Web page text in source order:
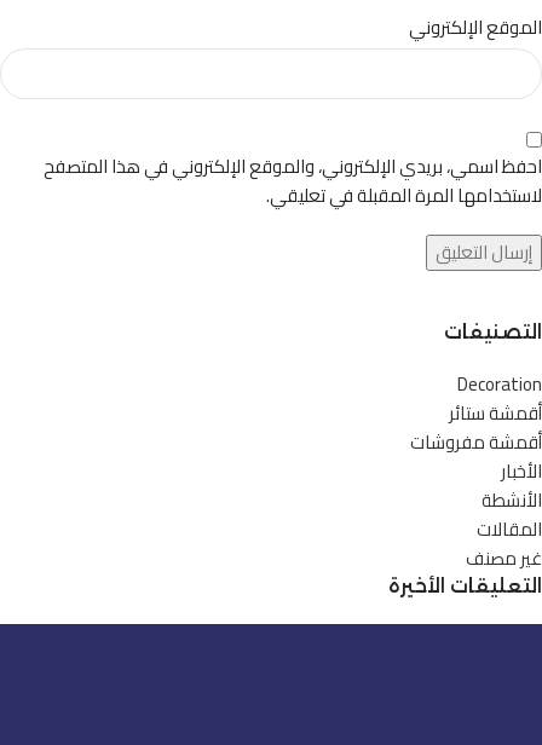
الموقع الإلكتروني
احفظ اسمي، بريدي الإلكتروني، والموقع الإلكتروني في هذا المتصفح
لاستخدامها المرة المقبلة في تعليقي.
التصنيفات
Decoration
أقمشة ستائر
أقمشة مفروشات
الأخبار
الأنشطة
المقالات
غير مصنف
التعليقات الأخيرة